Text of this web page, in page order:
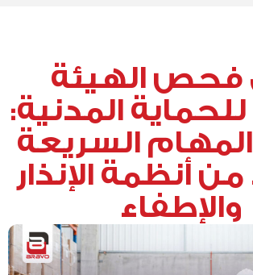
فحص الهيئة
المدنية:
السريعة
أنظمة الإنذار
والإطفاء